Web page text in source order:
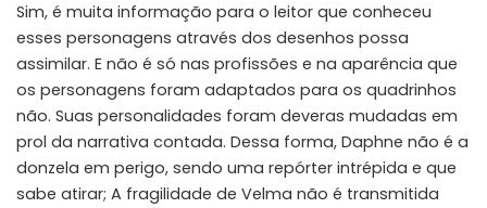
Sim, é muita informação para o leitor que conheceu
esses personagens através dos desenhos possa
assimilar. E não é só nas profissões e na aparência que
os personagens foram adaptados para os quadrinhos
não. Suas personalidades foram deveras mudadas em
prol da narrativa contada. Dessa forma, Daphne não é a
donzela em perigo, sendo uma repórter intrépida e que
sabe atirar; A fragilidade de Velma não é transmitida